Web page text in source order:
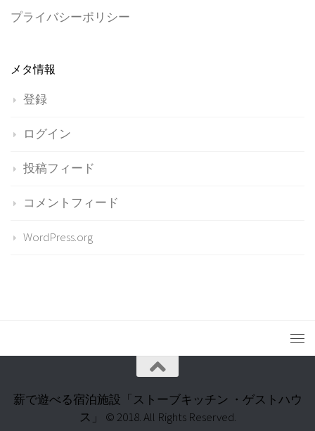
プライバシーポリシー
メタ情報
登録
ログイン
投稿フィード
コメントフィード
WordPress.org
薪で遊べる宿泊施設「ストーブキッチン ・ゲストハウ
ス」 © 2018. All Rights Reserved.